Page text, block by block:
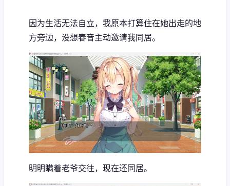
因为生活无法自立，我原本打算住在她出走的地
方旁边，没想春音主动邀请我同居。
明明瞒着老爷交往，现在还同居。